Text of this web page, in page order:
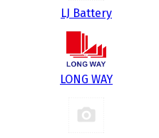
LJ Battery
LONG WAY